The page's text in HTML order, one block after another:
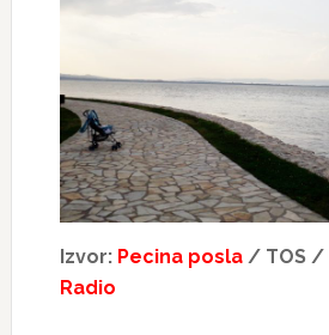
Izvor: Pecina posla/ TOS /
Radio